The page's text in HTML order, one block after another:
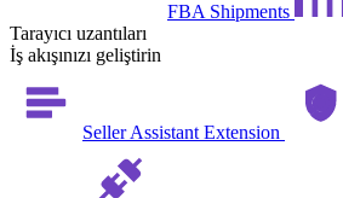
FBA Shipments
Tarayıcı uzantıları
İş akışınızı geliştirin
Seller Assistant Extension